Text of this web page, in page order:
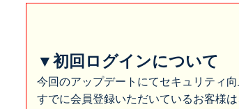
▼初回ログインについて
今回のアップデートにてセキュリティ
すでに会員登録いただいているお客様